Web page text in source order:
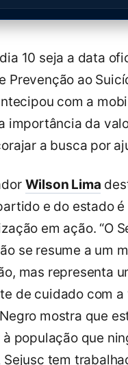
10 seja a data
Prevenção ao
com a
importância da
a busca por
Wilson Lima
e do estado
em ação. “O
se resume a um
mas representa
de cuidado com
mostra que
população que
Sejusc tem